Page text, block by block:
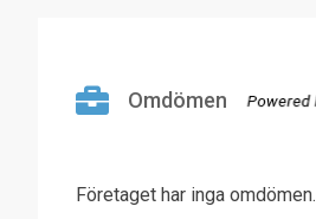
Omdömen
Företaget har inga omdömen.